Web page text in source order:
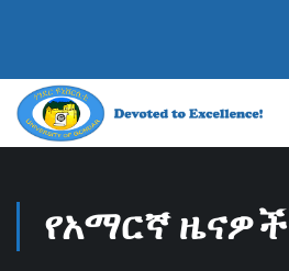
የአማርኛ ዜናዎች